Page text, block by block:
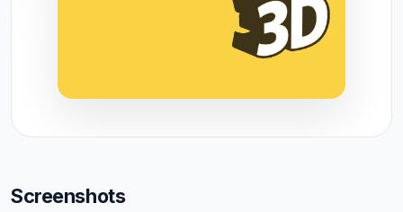
Screenshots